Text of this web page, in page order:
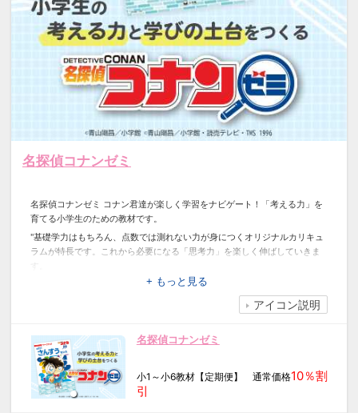
ご対応について
東進オンライン学校へ入塾された場合は、
「お試し期間終了日」を過ぎてからでない
とキャンペーンのご応募ができません。
また、ご応募の際は以下2点の画像の提出
をお願いいたします。
①お申込手続き完了メール（「氏名」
「塾名」「お申込日」「ご利用金額」「お
試し期間終了日」がわかる状態のもの）
たことがわかる状態のもの）
資料請求の前にお悩み解決！お子
様におすすめの塾【30秒診断】
【ぴったり塾診
特典は、入塾後、下にある【特典
い。
名探偵コナンゼミ
名探偵コナンゼミ コナン君達が楽しく学習をナビゲート！「考える力」を
育てる小学生のための教材です。
"基礎学力はもちろん、点数では測れない力が身につくオリジナルカリキュ
ラムが特長です。これから必要になる「思考力」を楽しく伸ばしていきま
詳しくは、ぜひ公式サイトをご覧ください。（対象：小学1年生～小学6年
+ もっと見る
アイコン説明
名探偵コナンゼミ
小1～小6教材【定期便】 通常価格10％割
引